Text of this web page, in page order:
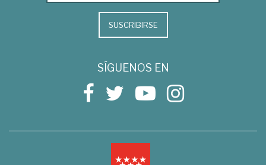
SUSCRIBIRSE
SÍGUENOS EN